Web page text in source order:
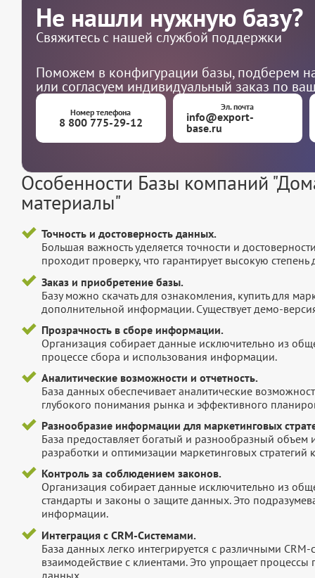
Не нашли нужную базу?
Свяжитесь с нашей службой поддержки
Поможем в конфигурации базы, подберем
или согласуем индивидуальный заказ по
Номер телефона
8 800 775-29-12
Эл. почта
info@export-
base.ru
Особенности Базы компаний
материалы"
Точность и достоверность данных.
Большая важность уделяется точности и
проходит проверку, что гарантирует высокую
Заказ и приобретение базы.
Базу можно скачать для ознакомления, купить для
дополнительной информации. Существует демо-
Прозрачность в сборе информации.
Организация собирает данные исключительно из
процессе сбора и использования информации.
Аналитические возможности и отчетность.
База данных обеспечивает аналитические
глубокого понимания рынка и эффективного
Разнообразие информации для маркетинговых
База предоставляет богатый и разнообразный
разработки и оптимизации маркетинговых стратегий
Контроль за соблюдением законов.
Организация собирает данные исключительно из
стандарты и законы о защите данных. Это
информации.
Интеграция с CRM-Системами.
База данных легко интегрируется с различными
взаимодействие с клиентами. Это упрощает
данных.